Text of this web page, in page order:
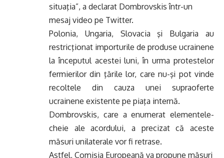
situaţia”, a declarat Dombrovskis într-un
mesaj video pe Twitter.
Polonia, Ungaria, Slovacia şi Bulgaria au
restricţionat importurile de produse ucrainene
la începutul acestei luni, în urma protestelor
fermierilor din ţările lor, care nu-şi pot vinde
recoltele din cauza unei supraoferte
ucrainene existente pe piaţa internă.
Dombrovskis, care a enumerat elementele-
cheie ale acordului, a precizat că aceste
măsuri unilaterale vor fi retrase.
Astfel, Comisia Europeană va propune măsuri